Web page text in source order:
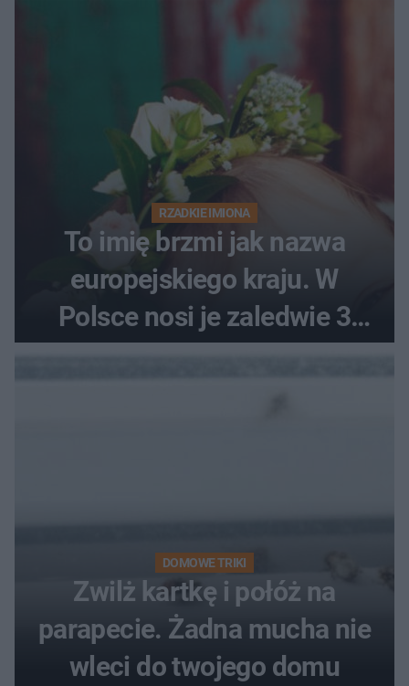
RZADKIE IMIONA
To imię brzmi jak nazwa
europejskiego kraju. W
Polsce nosi je zaledwie 3
kobiety
DOMOWE TRIKI
Zwilż kartkę i połóż na
parapecie. Żadna mucha nie
wleci do twojego domu